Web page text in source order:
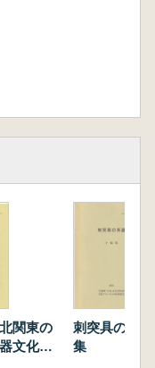
関東の
器文化
刺突具の系
集